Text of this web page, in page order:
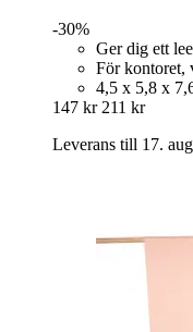
-30%
Ger dig ett
För kontoret,
4,5 x 5,8 x
147 kr 211 kr
Leverans till 17.